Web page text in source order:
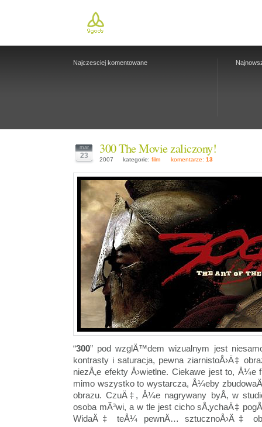
Najczesciej komentowane
mar
23 300 The Movie zaliczony!
2007 kategorie: film komentarze: 13
“300” pod wzglÄ™dem wizualnym jest
kontrasty i saturacja, pewna ziarnistoÅ›Ä‡
niezÅ‚e efekty Å›wietlne. Ciekawe jest to, Å¼e
mimo wszystko to wystarcza, Å¼eby
obrazu. CzuÄ‡, Å¼e nagrywany byÅ‚ w
osoba mÃ³wi, a w tle jest cicho sÅ‚ychaÄ‡
WidaÄ‡ teÅ¼ pewnÄ… sztucznoÅ›Ä‡